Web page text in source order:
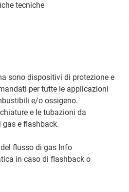
tecniche
sono dispositivi di protezione e
per tutte le applicazioni
e/o ossigeno.
e le tubazioni da
gas e flashback.
flusso di gas Info
in caso di flashback o